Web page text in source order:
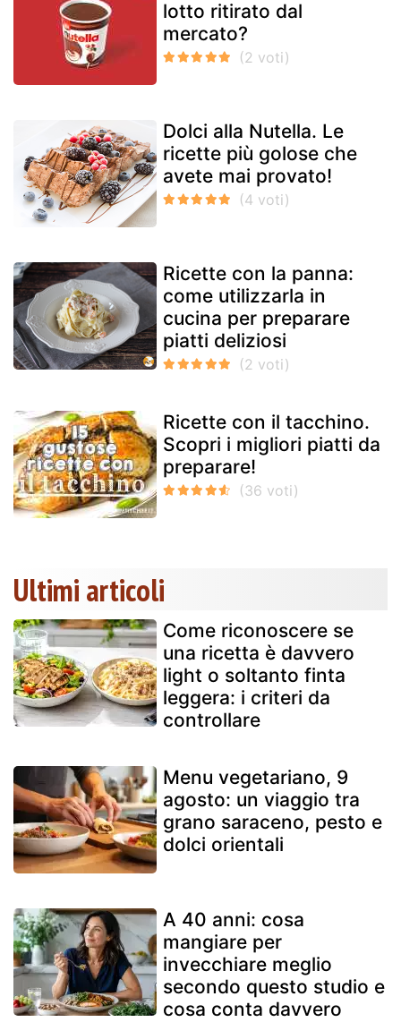
lotto ritirato dal
mercato?
Dolci alla Nutella. Le
ricette più golose che
avete mai provato!
Ricette con la panna:
come utilizzarla in
cucina per preparare
piatti deliziosi
Ricette con il tacchino.
Scopri i migliori piatti da
preparare!
Ultimi articoli
Come riconoscere se
una ricetta è davvero
light o soltanto finta
leggera: i criteri da
controllare
Menu vegetariano, 9
agosto: un viaggio tra
grano saraceno, pesto e
dolci orientali
A 40 anni: cosa
mangiare per
invecchiare meglio
secondo questo studio e
cosa conta davvero